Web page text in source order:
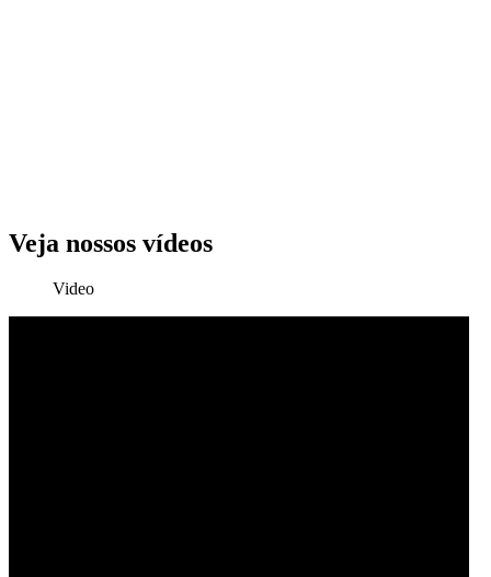
Veja nossos vídeos
Video